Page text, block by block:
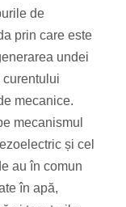
de
prin care este
undei
mecanice.
mecanismul
și cel
au în comun
în apă,